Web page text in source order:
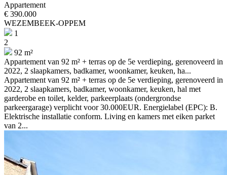
Appartement
€ 390.000
WEZEMBEEK-OPPEM
1
2
92 m²
Appartement van 92 m² + terras op de 5e verdieping, gerenoveerd in
2022, 2 slaapkamers, badkamer, woonkamer, keuken, ha...
Appartement van 92 m² + terras op de 5e verdieping, gerenoveerd in
2022, 2 slaapkamers, badkamer, woonkamer, keuken, hal met
garderobe en toilet, kelder, parkeerplaats (ondergrondse
parkeergarage) verplicht voor 30.000EUR. Energielabel (EPC): B.
Elektrische installatie conform. Living en kamers met eiken parket
van 2...